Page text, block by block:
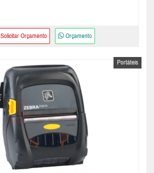
Solicitar Orçamento Orçamento
Portáteis